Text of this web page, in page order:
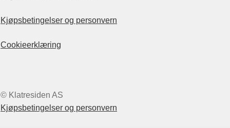
Kjøpsbetingelser og personvern
Cookieerklæring
© Klatresiden AS
Kjøpsbetingelser og personvern